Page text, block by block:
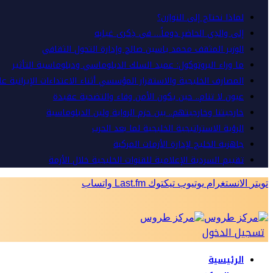
لماذا نحتاج إلى التوازن؟
إلى والدِي الحاضرِ دوماً… في ذِكرى غيابِه
الوزير المثقف محمد ياسين صالح وإدارة التحول الثقافي
ما وراء البروتوكول: عميد السلك الدبلوماسي ودبلوماسية التأثير
المصارف الخليجية والاستقرار المؤسسي أثناء الاعتداءات
عيون لا تنام.. حين يكون الأمن وفاء والتضحية عقيدة
خارجيتنا وخارجيتهم.. بين حزم الرواية ولين الدبلوماسية
الرؤية الاستراتيجية الخليجية لما بعد الحرب
جاهزية الخليج لإدارة الأزمات المركبة
تقييم السردية الإعلامية للقنوات الخليجية خلال الأزمة
تويتر الانستغرام يوتيوب تيكتوك Last.fm واتساب
تسجيل الدخول
الرئيسية